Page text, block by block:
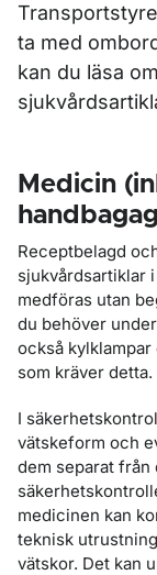
ta med
kan du läsa
Medicin
Receptbelagd
sjukvårdsartiklar
medföras utan
du behöver
också
som kräver detta.
I
vätskeform och
dem separat från
medicinen kan
teknisk
vätskor. Det kan